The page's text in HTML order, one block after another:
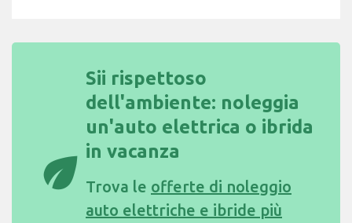
eco
Sii rispettoso
dell'ambiente: noleggia
un'auto elettrica o ibrida
in vacanza
Trova le offerte di noleggio
auto elettriche e ibride più